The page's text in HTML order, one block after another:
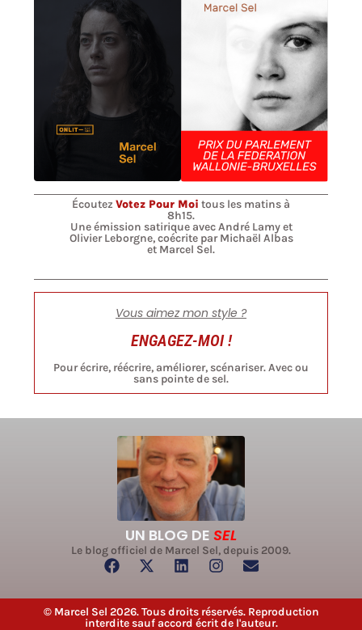
Écoutez Votez Pour Moi tous les matins à
8h15.
Une émission satirique avec André Lamy et
Olivier Leborgne, coécrite par Michaël Albas
et Marcel Sel.
Vous aimez mon style ?
ENGAGEZ-MOI !
Pour écrire, réécrire, améliorer, scénariser. Avec ou
sans pointe de sel.
UN BLOG DE SEL
Le blog officiel de Marcel Sel, depuis 2009.
© Marcel Sel 2026. Tous droits réservés. Reproduction
interdite sauf accord écrit de l'auteur.